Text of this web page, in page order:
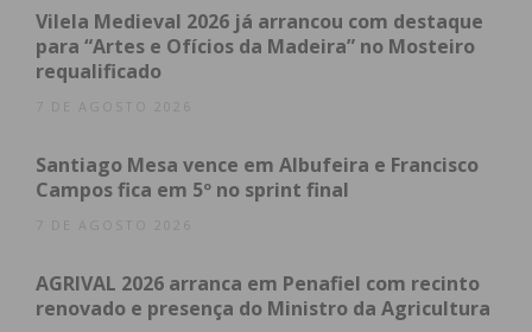
em Raimonda (da responsabilidade do Centro Social
e Paroquial desta freguesia) e outra na Obra Social
e Cultural Sílvia Cardoso.
Imediato
Vilela Medieval 2026 já arrancou com destaque
para “Artes e Ofícios da Madeira” no Mosteiro
requalificado
7 DE AGOSTO 2026
Santiago Mesa vence em Albufeira e Francisco
Campos fica em 5º no sprint final
7 DE AGOSTO 2026
AGRIVAL 2026 arranca em Penafiel com recinto
renovado e presença do Ministro da Agricultura